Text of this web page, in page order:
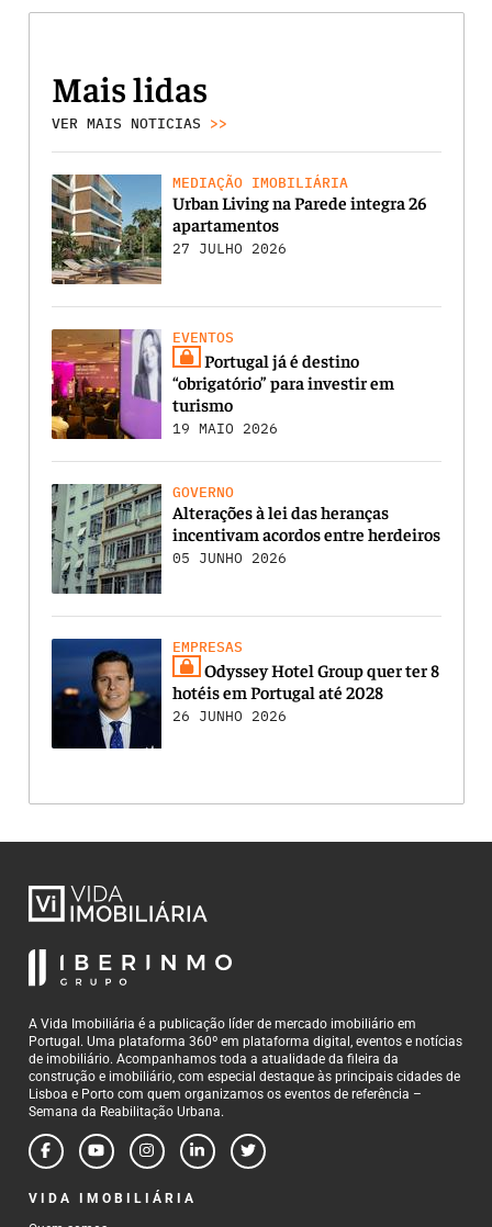
Mais lidas
VER MAIS NOTICIAS >>
MEDIAÇÃO IMOBILIÁRIA
Urban Living na Parede integra 26
apartamentos
27 JULHO 2026
EVENTOS
Portugal já é destino
“obrigatório” para investir em
turismo
19 MAIO 2026
GOVERNO
Alterações à lei das heranças
incentivam acordos entre herdeiros
05 JUNHO 2026
EMPRESAS
Odyssey Hotel Group quer ter 8
hotéis em Portugal até 2028
26 JUNHO 2026
A Vida Imobiliária é a publicação líder de mercado imobiliário em
Portugal. Uma plataforma 360º em plataforma digital, eventos e notícias
de imobiliário. Acompanhamos toda a atualidade da fileira da
construção e imobiliário, com especial destaque às principais cidades de
Lisboa e Porto com quem organizamos os eventos de referência –
Semana da Reabilitação Urbana.
VIDA IMOBILIÁRIA